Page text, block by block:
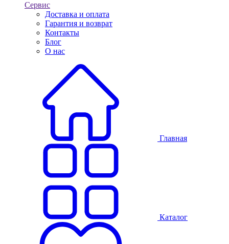
Сервис
Доставка и оплата
Гарантия и возврат
Контакты
Блог
О нас
Главная
Каталог